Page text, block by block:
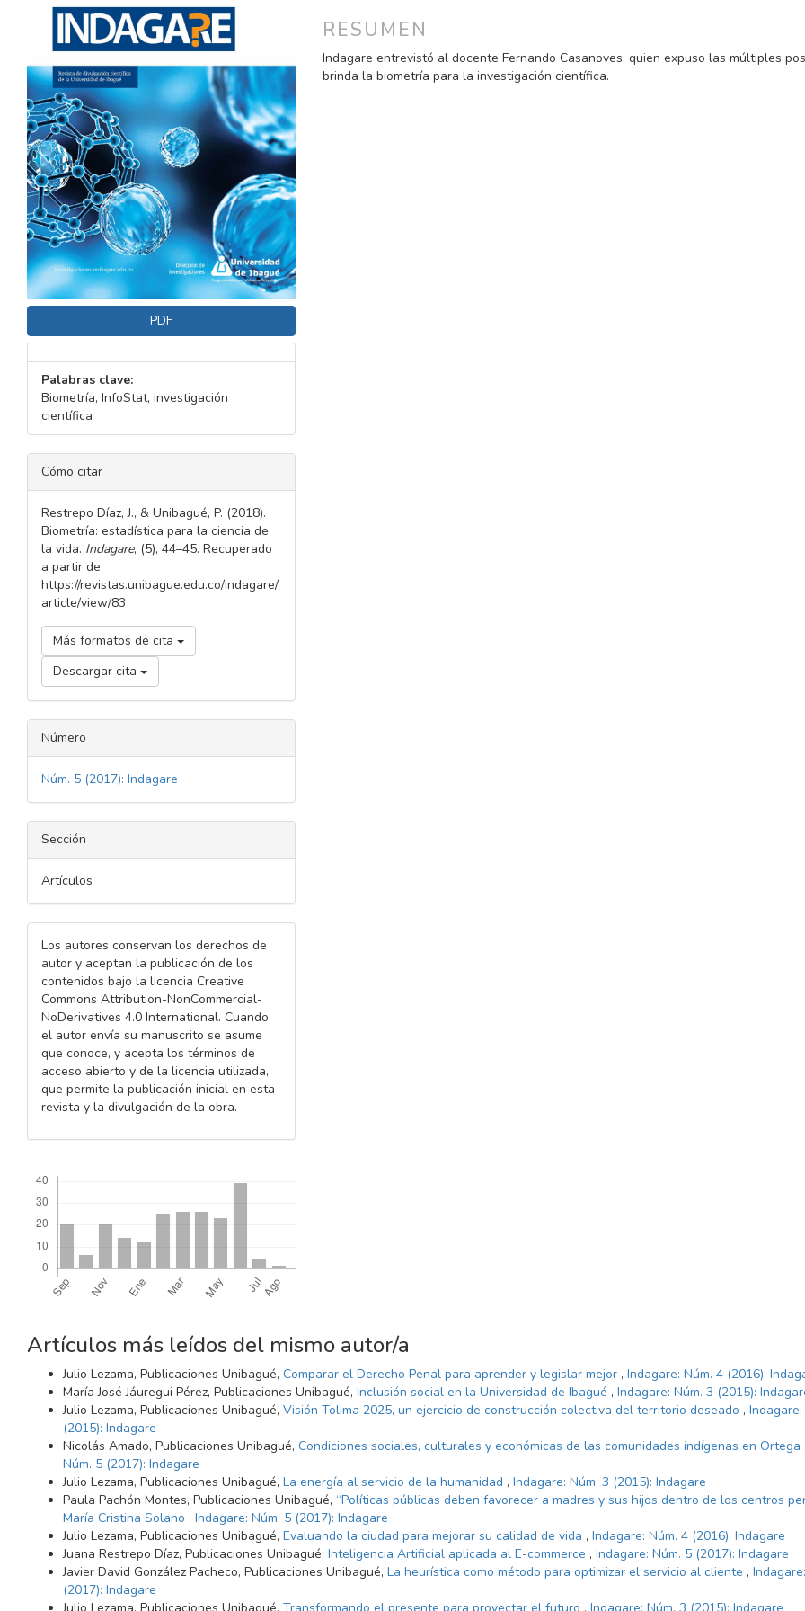
ARTÍCULO
PDF
Palabras clave:
Biometría, InfoStat, investigación
científica
DETALLES
DEL
ARTÍCULO
Cómo citar
Restrepo Díaz, J., & Unibagué, P. (2018).
Biometría: estadística para la ciencia de
la vida. Indagare, (5), 44–45. Recuperado
a partir de
https://revistas.unibague.edu.co/indagare/
article/view/83
Más formatos de cita
Descargar cita
Número
Núm. 5 (2017): Indagare
Sección
Artículos
Los autores conservan los derechos de
autor y aceptan la publicación de los
contenidos bajo la licencia Creative
Commons Attribution-NonCommercial-
NoDerivatives 4.0 International. Cuando
el autor envía su manuscrito se asume
que conoce, y acepta los términos de
acceso abierto y de la licencia utilizada,
que permite la publicación inicial en esta
revista y la divulgación de la obra.
ARTÍCULO
RESUMEN
Indagare entrevistó al docente Fernando Casanoves, quien expuso las múltiples
brinda la biometría para la investigación científica.
Artículos más leídos del mismo autor/a
Julio Lezama, Publicaciones Unibagué, Comparar el Derecho Penal para aprender y legislar mejor , Indagare: Núm. 4 (2016):
María José Jáuregui Pérez, Publicaciones Unibagué, Inclusión social en la Universidad de Ibagué , Indagare: Núm. 3 (2015):
Julio Lezama, Publicaciones Unibagué, Visión Tolima 2025, un ejercicio de construcción colectiva del territorio deseado , Indagare:
(2015): Indagare
Nicolás Amado, Publicaciones Unibagué, Condiciones sociales, culturales y económicas de las comunidades indígenas en Ortega
Núm. 5 (2017): Indagare
Julio Lezama, Publicaciones Unibagué, La energía al servicio de la humanidad , Indagare: Núm. 3 (2015): Indagare
Paula Pachón Montes, Publicaciones Unibagué, “Políticas públicas deben favorecer a madres y sus hijos dentro de los centros
María Cristina Solano , Indagare: Núm. 5 (2017): Indagare
Julio Lezama, Publicaciones Unibagué, Evaluando la ciudad para mejorar su calidad de vida , Indagare: Núm. 4 (2016): Indagare
Juana Restrepo Díaz, Publicaciones Unibagué, Inteligencia Artificial aplicada al E-commerce , Indagare: Núm. 5 (2017): Indagare
Javier David González Pacheco, Publicaciones Unibagué, La heurística como método para optimizar el servicio al cliente ,
(2017): Indagare